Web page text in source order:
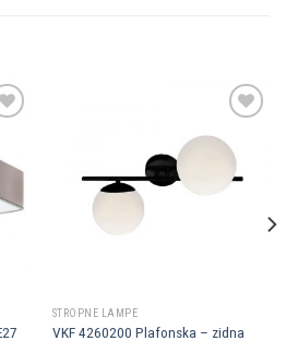
u
Dodaj u
omiljene
STROPNE LAMPE
VKF 4260200 Plafonska – zidna